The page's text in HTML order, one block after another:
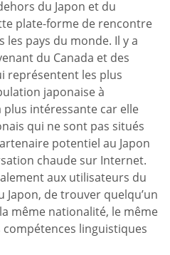
du Japon et du
plate-forme de rencontre
les pays du monde. Il y a
du Canada et des
représentent les plus
japonaise à
plus intéressante car elle
qui ne sont pas situés
potentiel au Japon
chaude sur Internet.
aux utilisateurs du
de trouver quelqu’un
même nationalité, le même
linguistiques